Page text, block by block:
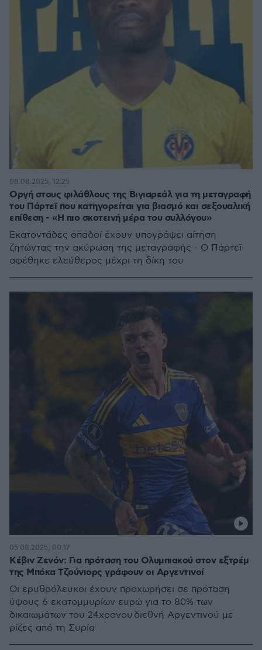
Οργή στους φιλάθλους της Βιγιαρεάλ για τη μεταγραφή
του Πάρτεϊ που κατηγορείται για βιασμό και σεξουαλική
επίθεση - «Η πιο σκοτεινή μέρα του συλλόγου»
Εκατοντάδες οπαδοί έχουν υπογράψει αίτηση
ζητώντας την ακύρωση της μεταγραφής - O Πάρτεϊ
αφέθηκε ελεύθερος μέχρι τη δίκη του
08.08.2025, 12:25
Κέβιν Ζενόν: Για πρόταση του Ολυμπιακού στον εξτρέμ
της Μπόκα Τζούνιορς γράφουν οι Αργεντινοί
Oι ερυθρόλευκοι έχουν προχωρήσει σε πρόταση
ύψους 6 εκατομμυρίων ευρώ για το 80% των
δικαιωμάτων του 24χρονου διεθνή Αργεντινού με
ρίζες από τη Συρία
05.08.2025, 00:17